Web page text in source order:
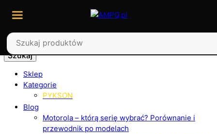
Szukaj
Sklep
Kategorie
PYKSON
Blog
Motorola – którą serię wybrać? Porównanie i
przewodnik po modelach